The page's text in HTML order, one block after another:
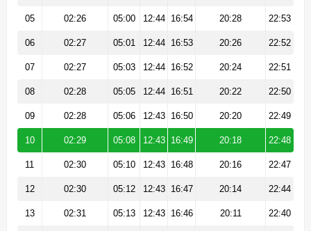
05 02:26 05:00 12:44 16:54 20:28 22:53
06 02:27 05:01 12:44 16:53 20:26 22:52
07 02:27 05:03 12:44 16:52 20:24 22:51
08 02:28 05:05 12:44 16:51 20:22 22:50
09 02:28 05:06 12:43 16:50 20:20 22:49
10 02:29 05:08 12:43 16:49 20:18 22:48
11 02:30 05:10 12:43 16:48 20:16 22:47
12 02:30 05:12 12:43 16:47 20:14 22:44
13 02:31 05:13 12:43 16:46 20:11 22:40